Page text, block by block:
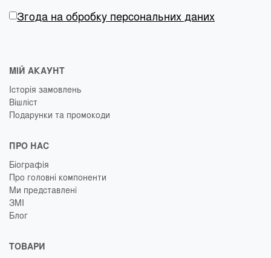
Згода на обробку персональних даних
МІЙ АКАУНТ
Історія замовлень
Вішліст
Подарунки та промокоди
ПРО НАС
Біографія
Про головні компоненти
Ми представлені
ЗМІ
Блог
ТОВАРИ